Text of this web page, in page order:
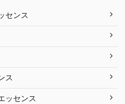
センス
ス
ッセンス